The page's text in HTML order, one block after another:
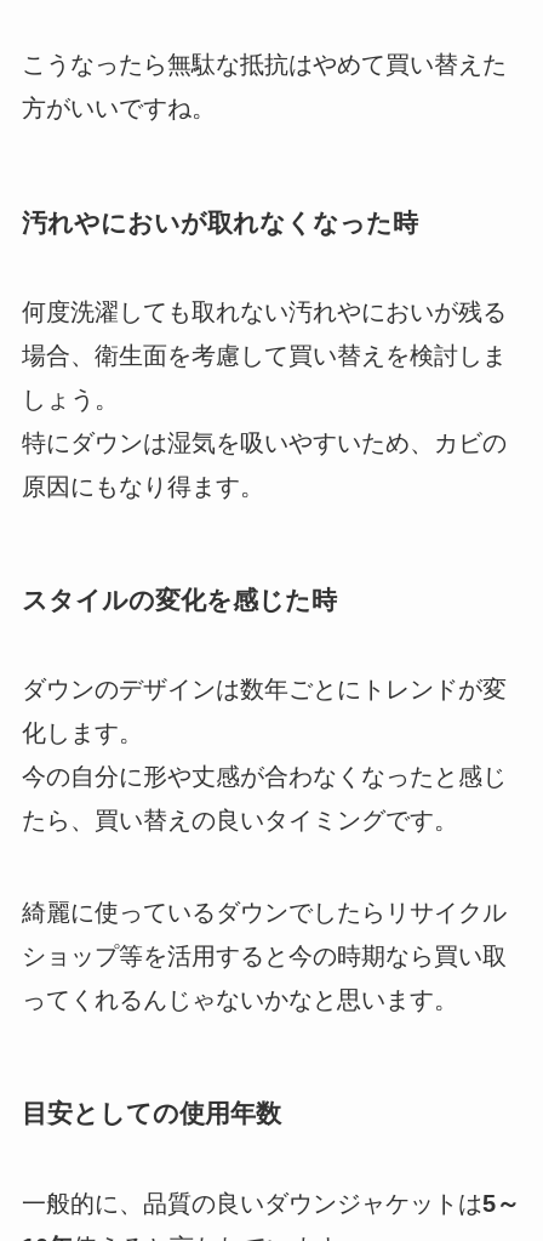
こうなったら無駄な抵抗はやめて買い替えた
方がいいですね。
汚れやにおいが取れなくなった時
何度洗濯しても取れない汚れやにおいが残る
場合、衛生面を考慮して買い替えを検討しま
しょう。
特にダウンは湿気を吸いやすいため、カビの
原因にもなり得ます。
スタイルの変化を感じた時
ダウンのデザインは数年ごとにトレンドが変
化します。
今の自分に形や丈感が合わなくなったと感じ
たら、買い替えの良いタイミングです。
綺麗に使っているダウンでしたらリサイクル
ショップ等を活用すると今の時期なら買い取
ってくれるんじゃないかなと思います。
目安としての使用年数
一般的に、品質の良いダウンジャケットは5～